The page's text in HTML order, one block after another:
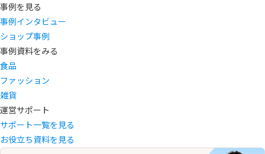
事例を見る
事例インタビュー
ショップ事例
事例資料をみる
食品
ファッション
雑貨
運営サポート
サポート一覧を見る
お役立ち資料を見る